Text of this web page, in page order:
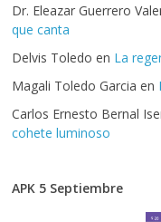
Dr. Eleazar Guerrero
que canta
Delvis Toledo en La
Magali Toledo Garcia en
Carlos Ernesto Bernal
cohete luminoso
APK 5 Septiembre